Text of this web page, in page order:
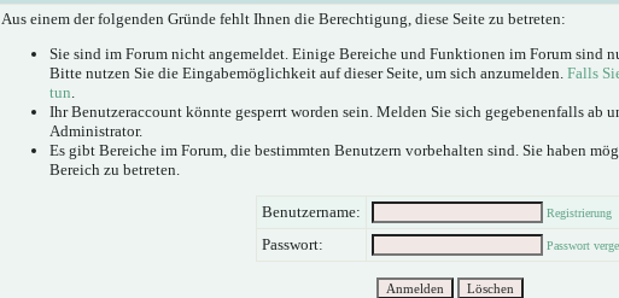
Aus einem der folgenden Gründe fehlt Ihnen die Berechtigung, diese Seite zu betreten:
Sie sind im Forum nicht angemeldet. Einige Bereiche und Funktionen im Forum sind
Bitte nutzen Sie die Eingabemöglichkeit auf dieser Seite, um sich anzumelden. Falls
tun.
Ihr Benutzeraccount könnte gesperrt worden sein. Melden Sie sich gegebenenfalls ab
Administrator.
Es gibt Bereiche im Forum, die bestimmten Benutzern vorbehalten sind. Sie haben
Bereich zu betreten.
Benutzername: Registrierung
Passwort: Passwort